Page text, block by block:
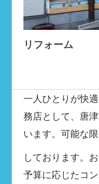
リフォーム
一人ひとりが快
務店として、唐
います。可能な
しております。
予算に応じたコ